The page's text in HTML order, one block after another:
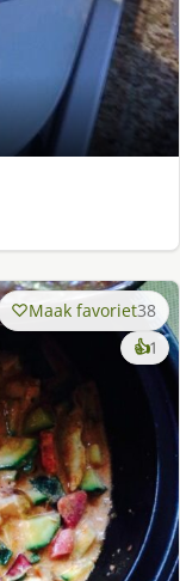
Maak favoriet38
👍1